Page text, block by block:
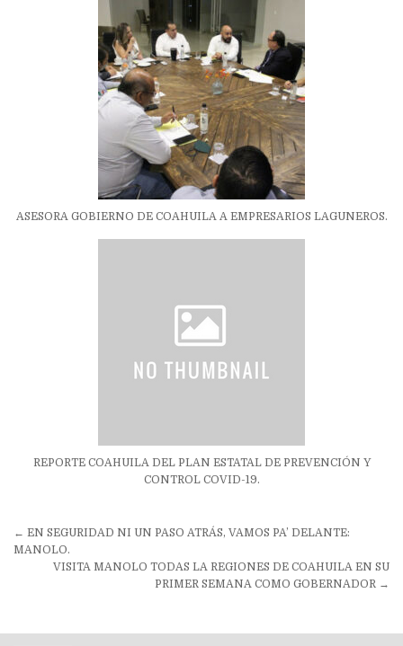
ASESORA GOBIERNO DE COAHUILA A EMPRESARIOS LAGUNEROS.
REPORTE COAHUILA DEL PLAN ESTATAL DE PREVENCIÓN Y
CONTROL COVID-19.
Navegación
de
entradas
← EN SEGURIDAD NI UN PASO ATRÁS, VAMOS PA’ DELANTE:
MANOLO.
VISITA MANOLO TODAS LA REGIONES DE COAHUILA EN SU
PRIMER SEMANA COMO GOBERNADOR →